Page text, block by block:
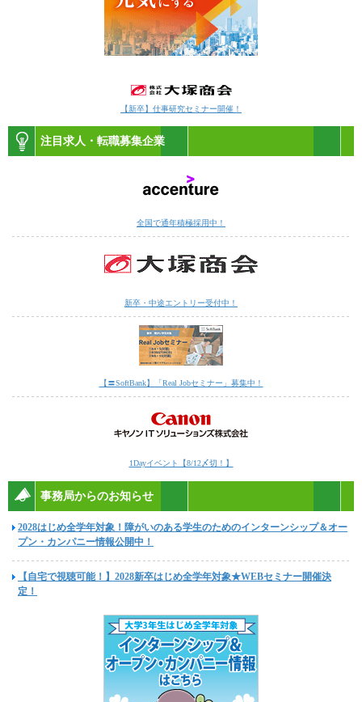
【新卒】仕事研究セミナー開催！
注目求人・転職募集企業
全国で通年積極採用中！
新卒・中途エントリー受付中！
【〓SoftBank】「Real Jobセミナー」募集中！
1Dayイベント【8/12〆切！】
事務局からのお知らせ
2028はじめ全学年対象！障がいのある学生のためのインターンシップ＆オー
プン・カンパニー情報公開中！
【自宅で視聴可能！】2028新卒はじめ全学年対象★WEBセミナー開催決
定！